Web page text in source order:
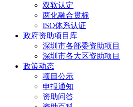
双软认定
两化融合贯标
ISO体系认证
政府资助项目库
深圳市各部委资助项目
深圳市各大区资助项目
政策动态
项目公示
申报通知
资助问答